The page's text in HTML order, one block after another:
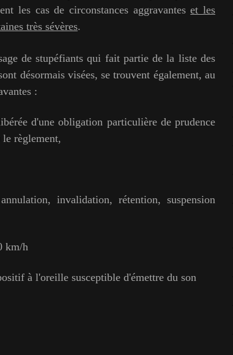
les cas de circonstances aggravanteset les
très sévères.
de stupéfiants qui fait partie de la liste des
désormais visées, se trouvent également, au
:
d'une obligation particulière de prudence
règlement,
invalidation, rétention, suspension
km/h
à l'oreille susceptible d'émettre du son